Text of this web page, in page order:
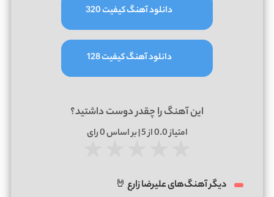
دانلود آهنگ کیفیت 320
دانلود آهنگ کیفیت 128
این آهنگ را چقدر دوست داشتید؟
امتیاز0.0از 5 | بر اساس 0رای
دیگر آهنگ‌های علیرضا زارع 🤘